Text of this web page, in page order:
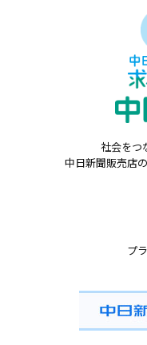
社会をつ
中日新聞販売店
プ